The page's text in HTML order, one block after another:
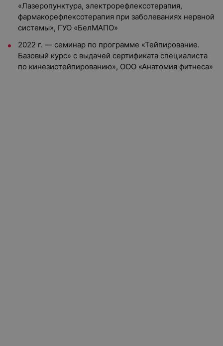
«Лазеропунктура, электрорефлексотерапия,
фармакорефлексотерапия при заболеваниях нервной
системы», ГУО «БелМАПО»
2022 г. — семинар по программе «Тейпирование.
Базовый курс» с выдачей сертификата специалиста
по кинезиотейпированию», ООО «Анатомия фитнеса»